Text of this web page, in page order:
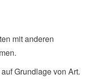
mit anderen
Grundlage von Art.